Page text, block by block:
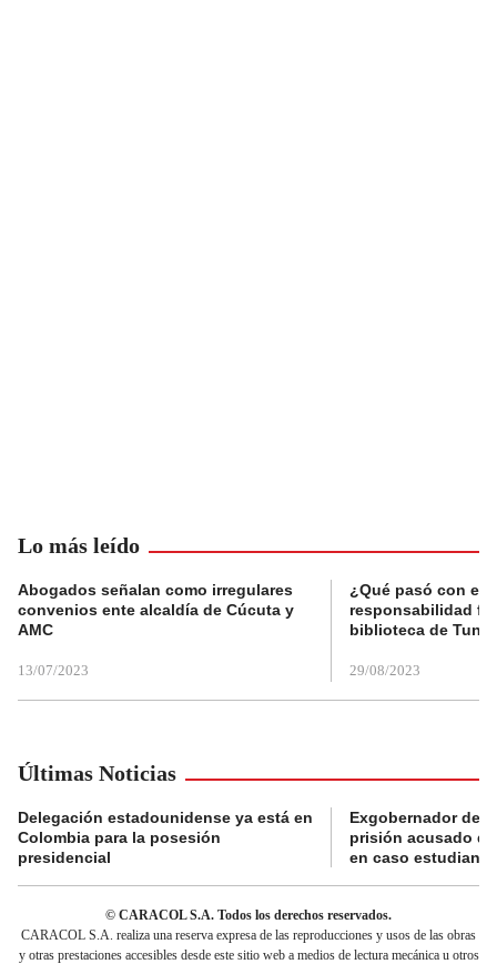
Lo más leído
Abogados señalan como irregulares
convenios ente alcaldía de Cúcuta y
AMC
13/07/2023
¿Qué pasó con el
responsabilidad
biblioteca de
29/08/2023
Últimas Noticias
Delegación estadounidense ya está en
Colombia para la posesión
presidencial
Exgobernador de
prisión acusado
en caso
© CARACOL S.A. Todos los derechos reservados.
CARACOL S.A. realiza una reserva expresa de las reproducciones y usos de las obras
y otras prestaciones accesibles desde este sitio web a medios de lectura mecánica u otros